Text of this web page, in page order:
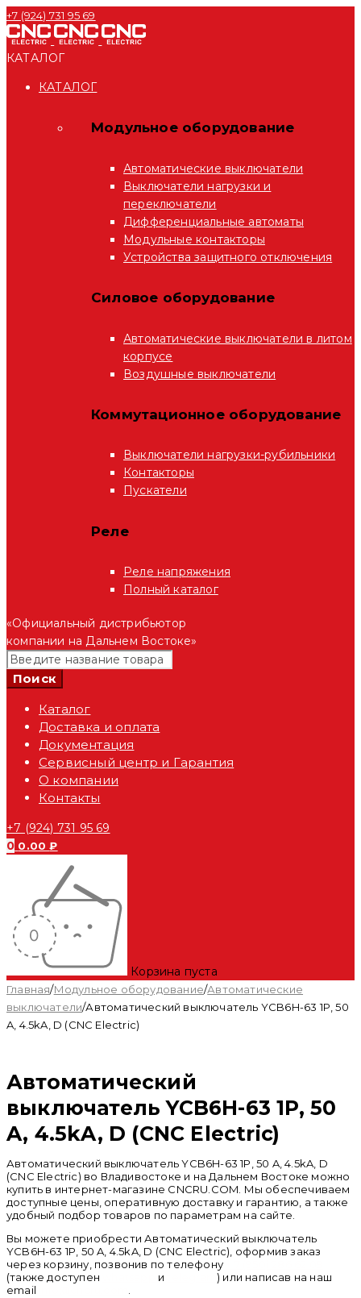
+7 (924) 731 95 69
КАТАЛОГ
КАТАЛОГ
Модульное оборудование
Автоматические выключатели
Выключатели нагрузки и
переключатели
Дифференциальные автоматы
Модульные контакторы
Устройства защитного отключения
Силовое оборудование
Автоматические выключатели в литом
корпусе
Воздушные выключатели
Коммутационное оборудование
Выключатели нагрузки-рубильники
Контакторы
Пускатели
Реле
Реле напряжения
Полный каталог
«Официальный дистрибьютор
компании на Дальнем Востоке»
Каталог
Доставка и оплата
Документация
Сервисный центр и Гарантия
О компании
Контакты
+7 (924) 731 95 69
0 0.00₽
Корзина пуста
Главная/Модульное оборудование/Автоматические
выключатели/Автоматический выключатель YCB6H-63 1P, 50
A, 4.5kA, D (CNC Electric)
Автоматический
выключатель YCB6H-63 1P, 50
A, 4.5kA, D (CNC Electric)
Автоматический выключатель YCB6H-63 1P, 50 A, 4.5kA, D
(CNC Electric) во Владивостоке и на Дальнем Востоке можно
купить в интернет-магазине CNCRU.COM. Мы обеспечиваем
доступные цены, оперативную доставку и гарантию, а также
удобный подбор товаров по параметрам на сайте.
Вы можете приобрести Автоматический выключатель
YCB6H-63 1P, 50 A, 4.5kA, D (CNC Electric), оформив заказ
через корзину, позвонив по телефону
(также доступен
и telegram) или написав на наш
email